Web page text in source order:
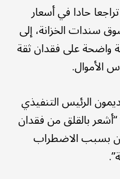
حادا في أسعار
سندات الخزانة، إلى
واضحة على فقدان ثقة
الأموال.
الرئيس التنفيذي
بالقلق من فقدان
آمن بسبب الاضطراب